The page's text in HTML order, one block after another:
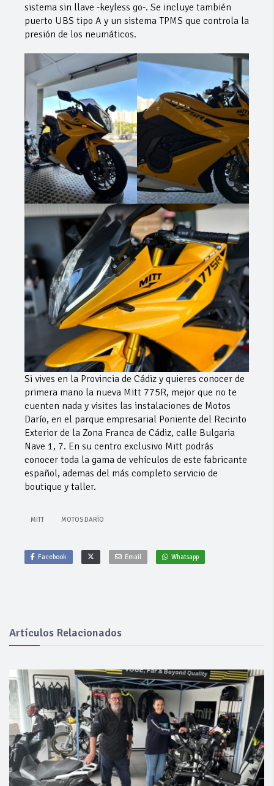
sistema sin llave -keyless go-. Se incluye también
puerto UBS tipo A y un sistema TPMS que controla la
presión de los neumáticos.
Si vives en la Provincia de Cádiz y quieres conocer de
primera mano la nueva Mitt 775R, mejor que no te
cuenten nada y visites las instalaciones de Motos
Darío, en el parque empresarial Poniente del Recinto
Exterior de la Zona Franca de Cádiz, calle Bulgaria
Nave 1, 7. En su centro exclusivo Mitt podrás
conocer toda la gama de vehículos de este fabricante
español, ademas del más completo servicio de
boutique y taller.
MITT MOTOS DARÍO
Facebook Email Whatsapp
Artículos Relacionados